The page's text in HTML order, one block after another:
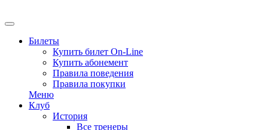
Билеты
Купить билет On-Line
Купить абонемент
Правила поведения
Правила покупки
Меню
Клуб
История
Все тренеры